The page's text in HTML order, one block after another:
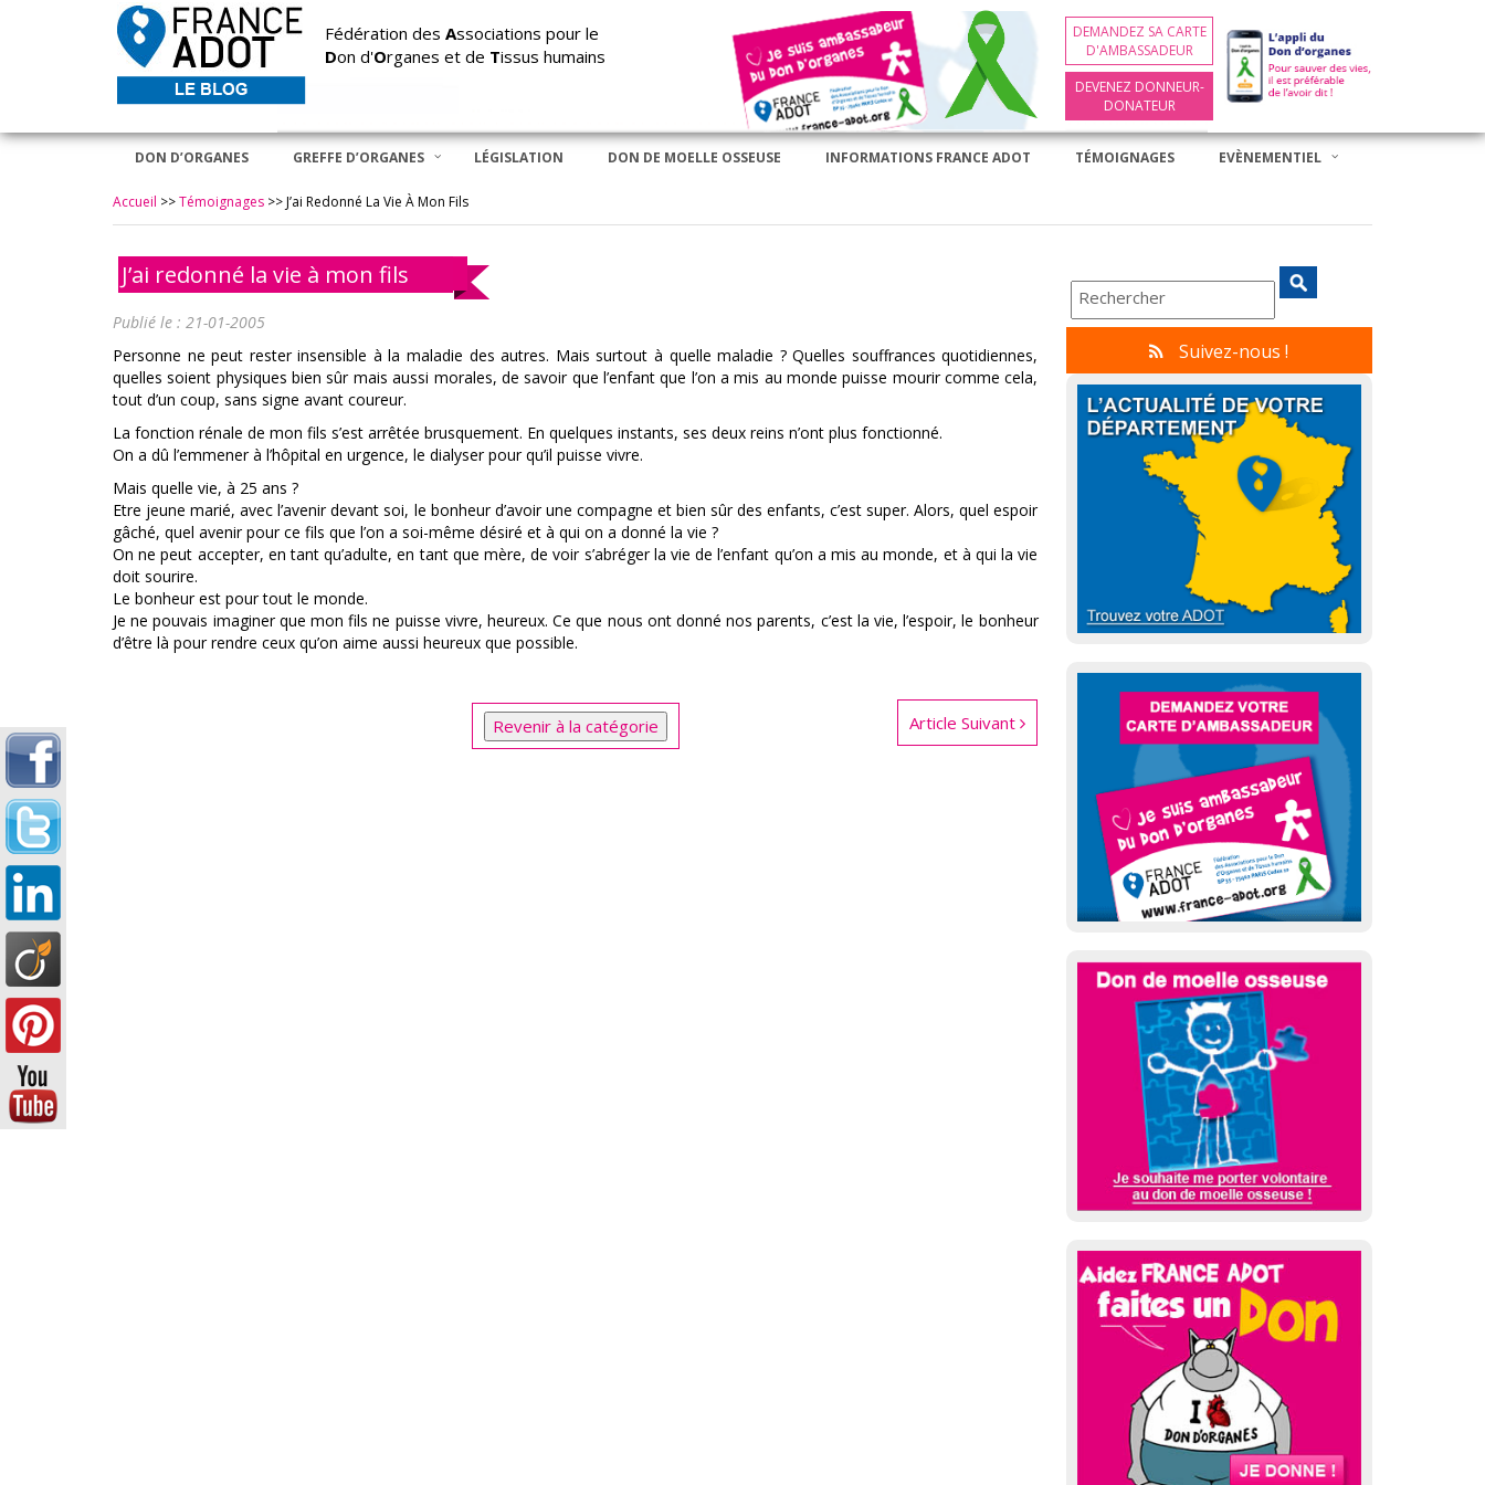
Fédération des Associations pour le
Don d'Organes et de Tissus humains
DEMANDEZ SA CARTE
D'AMBASSADEUR
DEVENEZ DONNEUR-
DONATEUR
DON D’ORGANES GREFFE D’ORGANES LÉGISLATION DON DE MOELLE OSSEUSE INFORMATIONS FRANCE ADOT TÉMOIGNAGES EVÈNEMENTIEL
Accueil >>Témoignages >>J’ai Redonné La Vie À Mon Fils
J’ai redonné la vie à mon fils
Publié le : 21-01-2005
Personne ne peut rester insensible à la maladie des autres. Mais surtout à quelle maladie ? Quelles souffrances quotidiennes,
quelles soient physiques bien sûr mais aussi morales, de savoir que l’enfant que l’on a mis au monde puisse mourir comme cela,
tout d’un coup, sans signe avant coureur.
La fonction rénale de mon fils s’est arrêtée brusquement. En quelques instants, ses deux reins n’ont plus fonctionné.
On a dû l’emmener à l’hôpital en urgence, le dialyser pour qu’il puisse vivre.
Mais quelle vie, à 25 ans ?
Etre jeune marié, avec l’avenir devant soi, le bonheur d’avoir une compagne et bien sûr des enfants, c’est super. Alors, quel espoir
gâché, quel avenir pour ce fils que l’on a soi-même désiré et à qui on a donné la vie ?
On ne peut accepter, en tant qu’adulte, en tant que mère, de voir s’abréger la vie de l’enfant qu’on a mis au monde, et à qui la vie
doit sourire.
Le bonheur est pour tout le monde.
Je ne pouvais imaginer que mon fils ne puisse vivre, heureux. Ce que nous ont donné nos parents, c’est la vie, l’espoir, le bonheur
d’être là pour rendre ceux qu’on aime aussi heureux que possible.
Article Suivant
Suivez-nous !